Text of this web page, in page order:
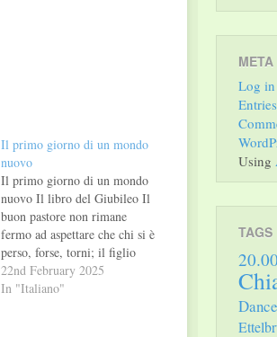
Il primo giorno di un mondo
nuovo
Il primo giorno di un mondo
nuovo Il libro del Giubileo Il
buon pastore non rimane
fermo ad aspettare che chi si è
perso, forse, torni; il figlio
prodigo prende l’iniziativa di
allontanarsi per poi tornare a
22nd February 2025
In "Italiano"
META
Log in
Using
TAGS
20.00